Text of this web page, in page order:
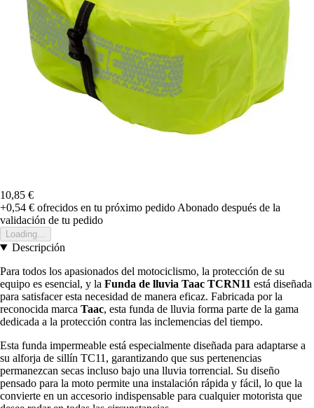
10,85 €
+0,54 € ofrecidos en tu próximo pedido Abonado después de la
validación de tu pedido
Loading...
Descripción
Para todos los apasionados del motociclismo, la protección de su
equipo es esencial, y la Funda de lluvia Taac TCRN11 está diseñada
para satisfacer esta necesidad de manera eficaz. Fabricada por la
reconocida marca Taac, esta funda de lluvia forma parte de la gama
dedicada a la protección contra las inclemencias del tiempo.
Esta funda impermeable está especialmente diseñada para adaptarse a
su alforja de sillín TC11, garantizando que sus pertenencias
permanezcan secas incluso bajo una lluvia torrencial. Su diseño
pensado para la moto permite una instalación rápida y fácil, lo que la
convierte en un accesorio indispensable para cualquier motorista que